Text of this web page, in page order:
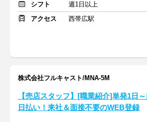
シフト
週1日以上
アクセス
西帯広駅
株式会社フルキャスト/MNA-5M
【売店スタッフ】[職業紹介]単発1日
日払い！来社＆面接不要のWEB登録